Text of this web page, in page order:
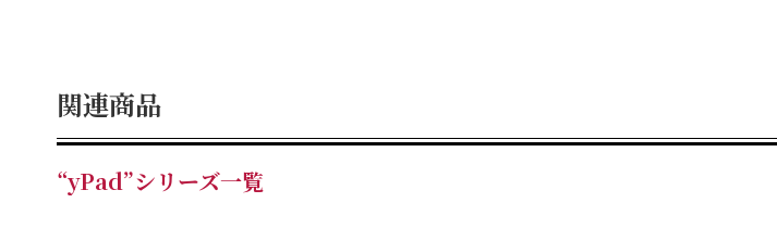
関連商品
“yPad”シリーズ一覧